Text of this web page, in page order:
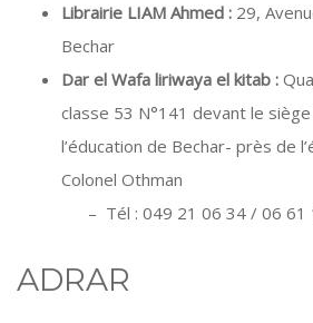
Librairie LIAM Ahmed : 29,
Bechar
Dar el Wafa liriwaya el kitab :
classe 53 N°141 devant le
l’éducation de Bechar- près de
Colonel
– Tél : 049 21 06 34 / 06 61
ADRAR